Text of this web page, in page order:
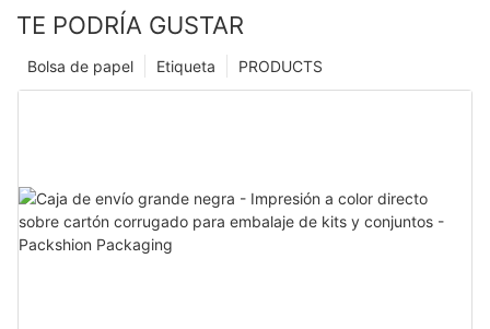
TE PODRÍA GUSTAR
PRODUCTS
Etiqueta
Bolsa de papel